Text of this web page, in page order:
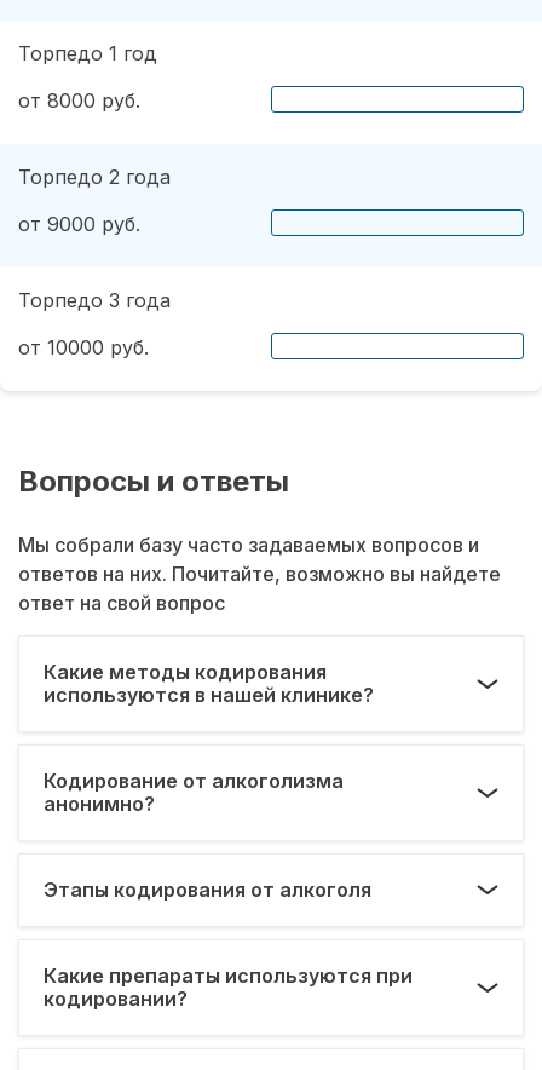
Торпедо 1 год
от 8000 руб.
Торпедо 2 года
от 9000 руб.
Торпедо 3 года
от 10000 руб.
Вопросы и ответы
Мы собрали базу часто задаваемых вопросов и
ответов на них. Почитайте, возможно вы найдете
ответ на свой вопрос
Какие методы кодирования
используются в нашей клинике?
Кодирование от алкоголизма
анонимно?
Этапы кодирования от алкоголя
Какие препараты используются при
кодировании?